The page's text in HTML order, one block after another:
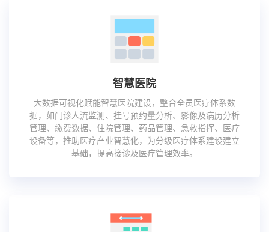
智慧医院
大数据可视化赋能智慧医院建设，整合全员医疗体系数
据，如门诊人流监测、挂号预约量分析、影像及病历分析
管理、缴费数据、住院管理、药品管理、急救指挥、医疗
设备等，推助医疗产业智慧化，为分级医疗体系建设建立
基础，提高接诊及医疗管理效率。